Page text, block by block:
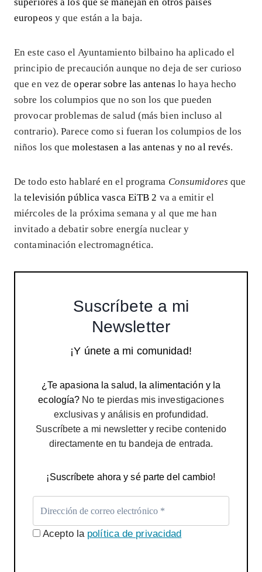
europeos y que están a la baja.
En este caso el Ayuntamiento bilbaino ha aplicado el
principio de precaución aunque no deja de ser curioso
que en vez deoperar sobre las antenas lo haya hecho
sobre los columpios que no son los que pueden
provocar problemas de salud (más bien incluso al
contrario). Parece como si fueran los columpios de los
niños los quemolestasen a las antenas y no al revés.
De todo esto hablaré en el programa Consumidoresque
la televisión pública vasca EiTB 2 va a emitir el
miércoles de la próxima semana y al que me han
invitado a debatir sobre energía nuclear y
contaminación electromagnética.
Suscríbete a mi
Newsletter
¡Y únete a mi comunidad!
¿Te apasiona la salud, la alimentación y la
ecología? No te pierdas mis investigaciones
exclusivas y análisis en profundidad.
Suscríbete a mi newsletter y recibe contenido
directamente en tu bandeja de entrada.
¡Suscríbete ahora y sé parte del cambio!
Acepto la política de privacidad